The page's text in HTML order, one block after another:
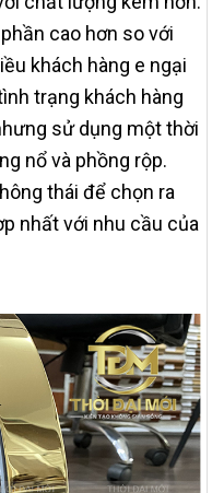
cao hơn so với
khách hàng e ngại
trạng khách hàng
sử dụng một thời
nổ và phồng rộp.
thái để chọn ra
nhất với nhu cầu của